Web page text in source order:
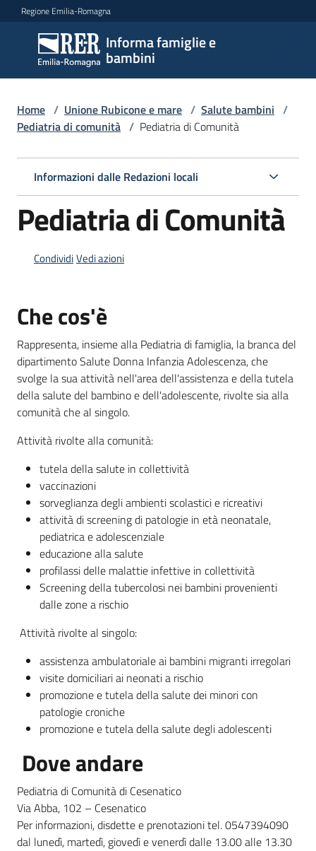
Vai al contenuto
Vai alla navigazione
Vai al footer
Regione Emilia-Romagna
Informa famiglie e
bambini
Informa
famiglie
e
bambini
Argomenti
Servizi
Centri
famiglie
Informazioni
locali
Newsletter
Home / Unione Rubicone e mare / Salute bambini /
Pediatria di comunità / Pediatria di Comunità
Informazioni dalle Redazioni locali
Pediatria di Comunità
CondividiVedi azioni
Che cos'è
Rappresenta, insieme alla Pediatria di famiglia, la branca del
dipartimento Salute Donna Infanzia Adolescenza, che
svolge la sua attività nell'area dell'assistenza e della tutela
della salute del bambino e dell'adolescente, rivolte sia alla
comunità che al singolo.
Attività rivolte alla comunità:
tutela della salute in collettività
vaccinazioni
sorveglianza degli ambienti scolastici e ricreativi
attività di screening di patologie in età neonatale,
pediatrica e adolescenziale
educazione alla salute
profilassi delle malattie infettive in collettività
Screening della tubercolosi nei bambini provenienti
dalle zone a rischio
Attività rivolte al singolo:
assistenza ambulatoriale ai bambini migranti irregolari
visite domiciliari ai neonati a rischio
promozione e tutela della salute dei minori con
patologie croniche
promozione e tutela della salute degli adolescenti
Dove andare
Pediatria di Comunità di Cesenatico
Via Abba, 102 – Cesenatico
Per informazioni, disdette e prenotazioni tel. 0547394090
dal lunedì, martedì, giovedì e venerdì dalle 13.00 alle 13.30